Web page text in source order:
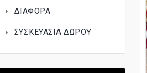
ΔΙΑΦΟΡΑ
ΣΥΣΚΕΥΑΣΙΑ ΔΩΡΟΥ